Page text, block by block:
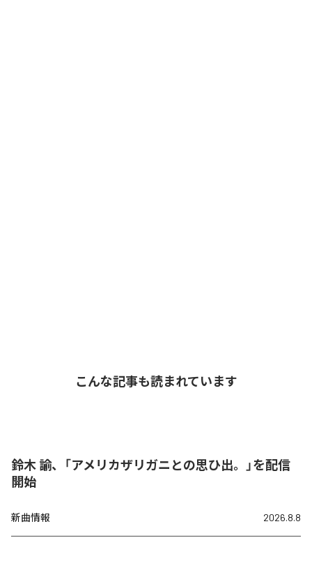
こんな記事も読まれています
鈴木 諭、「アメリカザリガニとの思ひ出。」を配信
開始
新曲情報 2026.8.8